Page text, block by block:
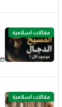
مقالات اسلامية
مقالات اسلامية